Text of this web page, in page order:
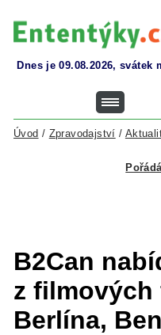
Dnes je 09.08.2026, svátek
Úvod / Zpravodajství /
B2Can
z filmových
Berlína,